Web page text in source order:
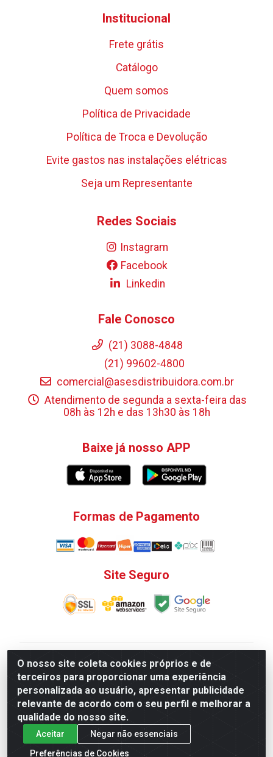
O nosso site coleta cookies próprios e de
terceiros para proporcionar uma experiência
personalizada ao usuário, apresentar publicidade
relevante de acordo com o seu perfil e melhorar a
qualidade do nosso site.
Aceitar
Negar não essenciais
Preferências de Cookies
Institucional
Frete grátis
Catálogo
Quem somos
Política de Privacidade
Política de Troca e Devolução
Evite gastos nas instalações elétricas
Seja um Representante
Redes Sociais
Instagram
Facebook
Linkedin
Fale Conosco
(21) 3088-4848
(21) 99602-4800
comercial@asesdistribuidora.com.br
Atendimento de segunda a sexta-feira das
08h às 12h e das 13h30 às 18h
Baixe já nosso APP
Formas de Pagamento
Site Seguro
V. C. Ferragens LTDA - Rua do Matoso, 132 - Praça da
Bandeira, Rio de Janeiro/ RJ - CEP 20.270-135 - CNPJ
12.324.723/0001-25
Todas as regras de promoções, descontos, preços e
prazos de pagamento e entrega expostos aqui são
válidos apenas para compras via internet. Preços e
estoque sujeito a alterações sem aviso prévio.